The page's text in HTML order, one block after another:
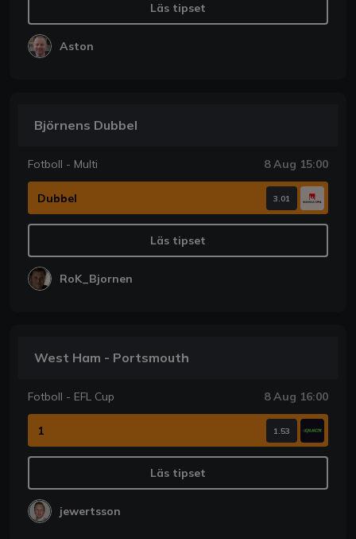
Läs tipset
Aston
Björnens Dubbel
Fotboll - Multi 8 Aug 15:00
Dubbel 3.01
Läs tipset
RoK_Bjornen
West Ham - Portsmouth
Fotboll - EFL Cup 8 Aug 16:00
1 1.53
Läs tipset
jewertsson